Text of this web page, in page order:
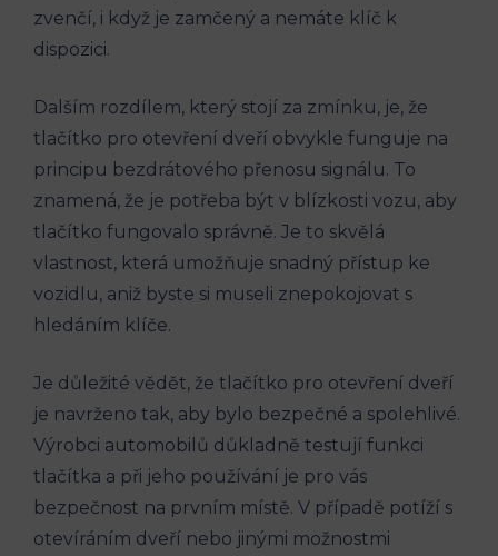
zvenčí, i když je zamčený a nemáte klíč ‍k
dispozici.
Dalším ​rozdílem, který stojí za zmínku, je, že
tlačítko pro⁢ otevření dveří obvykle funguje na
principu bezdrátového přenosu signálu. To
znamená, že je potřeba být v blízkosti vozu, aby
tlačítko fungovalo správně. Je to skvělá
vlastnost, která umožňuje snadný přístup‌ ke
vozidlu, aniž byste si museli znepokojovat s‌
hledáním klíče.
Je důležité vědět, že tlačítko pro otevření dveří
je navrženo ⁢tak, aby⁣ bylo bezpečné a spolehlivé.
‍Výrobci automobilů důkladně testují funkci
tlačítka a při jeho používání je pro vás
bezpečnost na ⁢prvním místě. V případě potíží s
‌otevíráním dveří nebo jinými možnostmi